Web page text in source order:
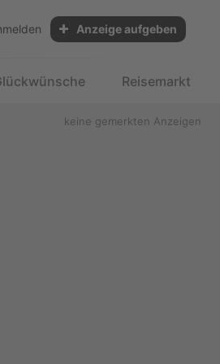
Anzeige aufgeben
Reisemarkt
keine gemerkten Anzeigen